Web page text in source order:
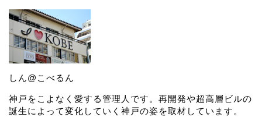
しん@こべるん
神戸をこよなく愛する管理人です。再開発や超高層ビルの
誕生によって変化していく神戸の姿を取材しています。